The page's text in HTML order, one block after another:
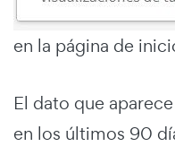
en la página de
El dato que
en los últimos 90